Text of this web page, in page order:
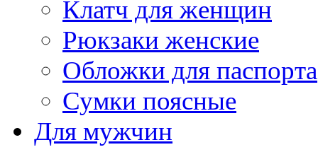
Клатч для женщин
Рюкзаки женские
Обложки для паспорта
Сумки поясные
Для мужчин